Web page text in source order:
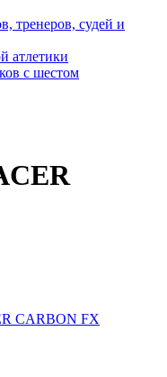
тренеров, судей и
атлетики
с шестом
CARBON FX